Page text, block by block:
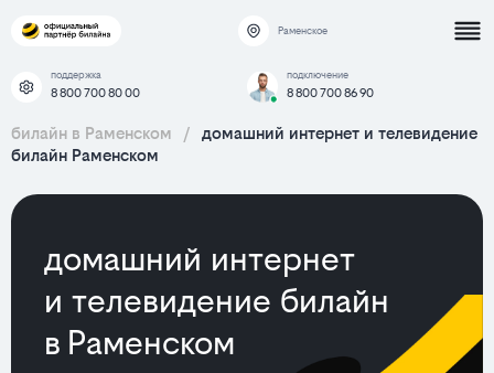
Раменское
поддержка
8 800 700 80 00
подключение
8 800 700 86 90
билайн в Раменском /
домашний интернет и телевидение
билайн Раменском
домашний интернет
и телевидение билайн
в Раменском